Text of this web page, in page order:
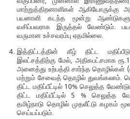
மாற்றுத்திறனாளிகள் ஆகியோருக்கு
பயனாளி கடந்த மூன்று
வசிப்பவராக இருத்தல் வேண்டும்.
வருமான உச்சவரம்பு ஏதமில்லை.
இத்திட்டத்தின் கீழ் திட்ட
இலட்சத்திற்கு மேல், அதிகபட்சமாக
அனைத்து உற்பத்தி சார்ந்த தொழில்கள்
மற்றும் சேவைத் தொழில் துவங்கலாம்.
திட்ட மதிப்பீட்டில் 10% செலுத்த
திட்ட மதிப்பீட்டில் 5 % செலுத்த
தமிழ்நாடு தொழில் முதலீட்டு கழகம்
செய்யப்படும்.